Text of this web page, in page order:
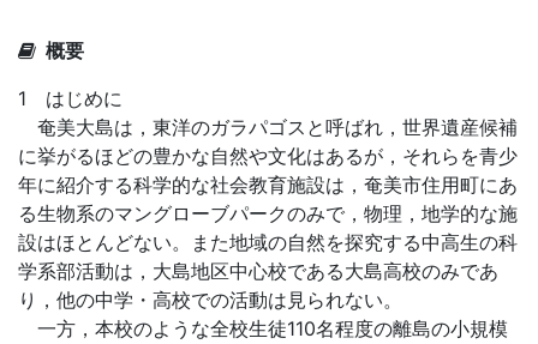
概要
1 はじめに
奄美大島は，東洋のガラパゴスと呼ばれ，世界遺産候補
に挙がるほどの豊かな自然や文化はあるが，それらを青少
年に紹介する科学的な社会教育施設は，奄美市住用町にあ
る生物系のマングローブパークのみで，物理，地学的な施
設はほとんどない。また地域の自然を探究する中高生の科
学系部活動は，大島地区中心校である大島高校のみであ
り，他の中学・高校での活動は見られない。
一方，本校のような全校生徒110名程度の離島の小規模